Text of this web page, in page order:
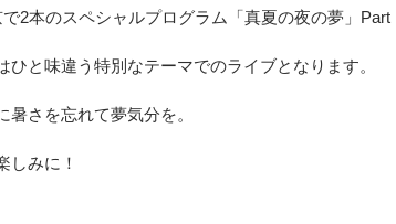
2本のスペシャルプログラム「真夏の夜の夢」Part
ひと味違う特別なテーマでのライブとなります。
暑さを忘れて夢気分を。
しみに！